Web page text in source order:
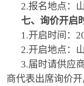
2.报名地点：
七、询价开启
1 .开启时间：
2.开启地点：
3.届时请供应
商代表出席询价开